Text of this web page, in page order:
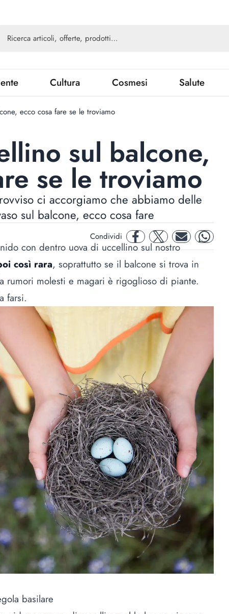
Cultura Cosmesi Salute
ecco cosa fare se le troviamo
sul balcone,
se le troviamo
ci accorgiamo che abbiamo delle
sul balcone, ecco cosa fare
Condividi facebooktwitter mail whatsapp
con dentro uova di uccellino sul nostro
così rara, soprattutto se il balcone si trova in
rumori molesti e magari è rigoglioso di piante.
farsi.
basilare